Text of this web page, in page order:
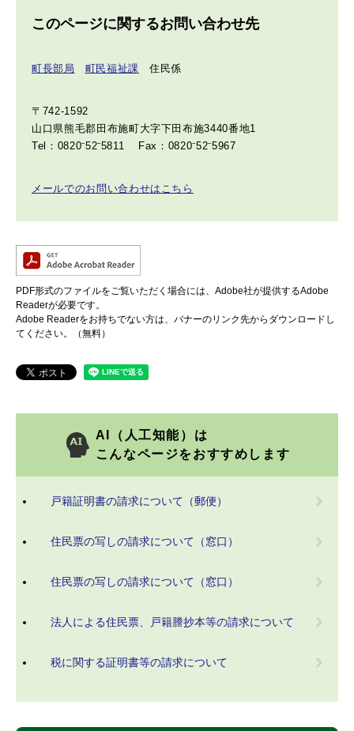
このページに関するお問い合わせ先
町長部局 町民福祉課 住民係
〒742-1592
山口県熊毛郡田布施町大字下田布施3440番地1
Tel：0820⁻52⁻5811
Fax：0820⁻52⁻5967
メールでのお問い合わせはこちら
PDF形式のファイルをご覧いただく場合には、Adobe社が提供するAdobe
Readerが必要です。
Adobe Readerをお持ちでない方は、バナーのリンク先からダウンロードし
てください。（無料）
AI（人工知能）は
こんなページをおすすめします
戸籍証明書の請求について（郵便）
住民票の写しの請求について（窓口）
住民票の写しの請求について（窓口）
法人による住民票、戸籍謄抄本等の請求について
税に関する証明書等の請求について